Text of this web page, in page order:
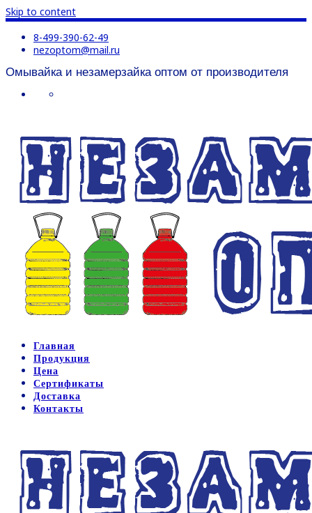
Skip to content
8-499-390-62-49
nezoptom@mail.ru
Омывайка и незамерзайка оптом от производителя
Главная
Продукция
Цена
Сертификаты
Доставка
Контакты